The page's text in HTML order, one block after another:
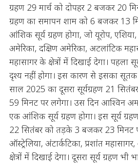
ग्रहण 29 मार्च को दोपहर 2 बजकर 20
ग्रहण का समापन शाम को 6 बजकर 13
आंशिक सूर्य ग्रहण होगा, जो यूरोप, एशिया,
अमेरिका, दक्षिण अमेरिका, अटलांटिक
महासागर के क्षेत्रों में दिखाई देगा। पहला
दृश्य नहीं होगा। इस कारण से इसका सूतक
साल 2025 का दूसरा सूर्यग्रहण 21
59 मिनट पर लगेगा। उस दिन आश्विन
एक आंशिक सूर्य ग्रहण होगा। इस सूर्य
22 सितंबर को तड़के 3 बजकर 23 मिनट
ऑस्ट्रेलिया, अंटार्कटिका, प्रशांत
क्षेत्रों में दिखाई देगा। दूसरा सूर्य ग्रहण भी